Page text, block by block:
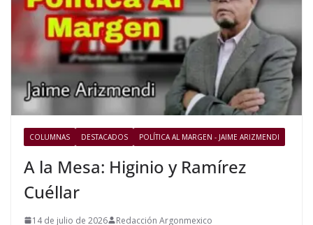
COLUMNAS DESTACADOS POLÍTICA AL MARGEN - JAIME ARIZMENDI
A la Mesa: Higinio y Ramírez
Cuéllar
14 de julio de 2026 Redacción Argonmexico